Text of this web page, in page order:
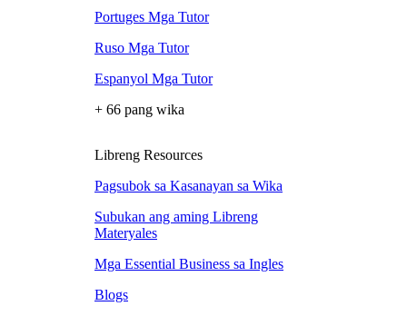
Portuges Mga Tutor
Ruso Mga Tutor
Espanyol Mga Tutor
+ 66 pang wika
Libreng Resources
Pagsubok sa Kasanayan sa Wika
Subukan ang aming Libreng
Materyales
Mga Essential Business sa Ingles
Blogs